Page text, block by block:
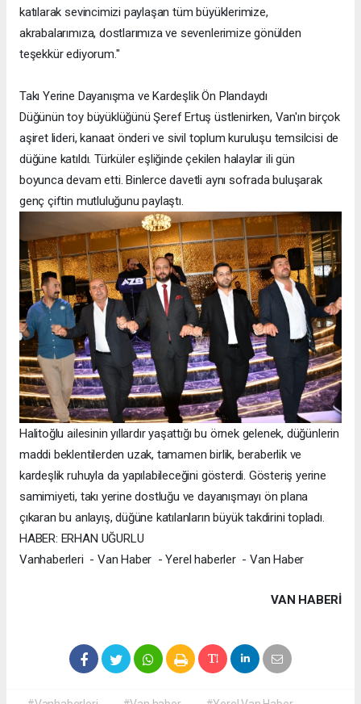
katılarak sevincimizi paylaşan tüm büyüklerimize,
akrabalarımıza, dostlarımıza ve sevenlerimize gönülden
teşekkür ediyorum."
Takı Yerine Dayanışma ve Kardeşlik Ön Plandaydı
Düğünün toy büyüklüğünü Şeref Ertuş üstlenirken, Van'ın birçok
aşiret lideri, kanaat önderi ve sivil toplum kuruluşu temsilcisi de
düğüne katıldı. Türküler eşliğinde çekilen halaylar ili gün
boyunca devam etti. Binlerce davetli aynı sofrada buluşarak
genç çiftin mutluluğunu paylaştı.
Halitoğlu ailesinin yıllardır yaşattığı bu örnek gelenek, düğünlerin
maddi beklentilerden uzak, tamamen birlik, beraberlik ve
kardeşlik ruhuyla da yapılabileceğini gösterdi. Gösteriş yerine
samimiyeti, takı yerine dostluğu ve dayanışmayı ön plana
çıkaran bu anlayış, düğüne katılanların büyük takdirini topladı.
HABER: ERHAN UĞURLU
Vanhaberleri - Van Haber - Yerel haberler - Van Haber
VAN HABERİ